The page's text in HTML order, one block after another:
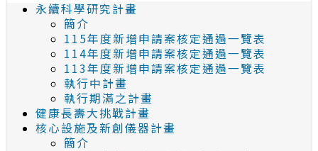
永續科學研究計畫
簡介
115年度新增申請案核定通過一覽表
114年度新增申請案核定通過一覽表
113年度新增申請案核定通過一覽表
執行中計畫
執行期滿之計畫
健康長壽大挑戰計畫
核心設施及新創儀器計畫
簡介